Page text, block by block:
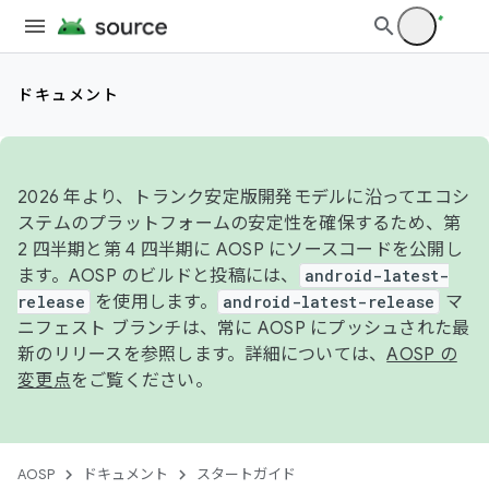
ドキュメント
2026 年より、トランク安定版開発モデルに沿ってエコシ
ステムのプラットフォームの安定性を確保するため、第
2 四半期と第 4 四半期に AOSP にソースコードを公開し
ます。AOSP のビルドと投稿には、
android-latest-
release
を使用します。 android-latest-release
マ
ニフェスト ブランチは、常に AOSP にプッシュされた最
新のリリースを参照します。詳細については、AOSP の
変更点をご覧ください。
AOSP ドキュメント スタートガイド